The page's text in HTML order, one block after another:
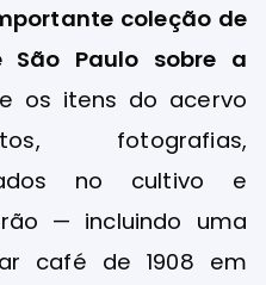
coleção de
São Paulo sobre a
os itens do acervo
fotografias,
no cultivo e
— incluindo uma
café de 1908 em